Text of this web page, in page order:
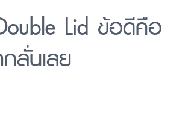
Lid ข้อดีคือ
ลั่นเลย